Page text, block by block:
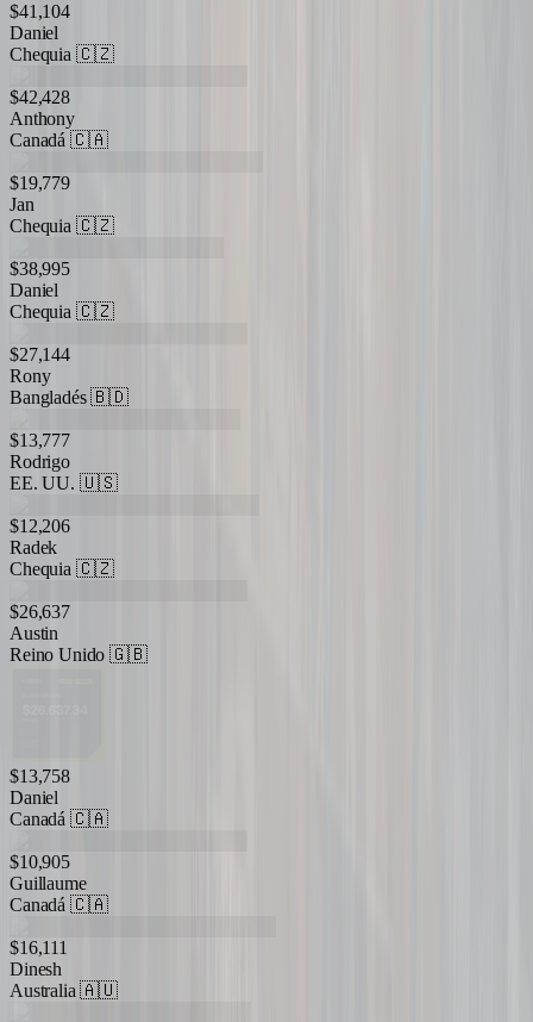
$41,104
Daniel
Chequia 🇨🇿
$42,428
Anthony
Canadá 🇨🇦
$19,779
Jan
Chequia 🇨🇿
$38,995
Daniel
Chequia 🇨🇿
$27,144
Rony
Bangladés 🇧🇩
$13,777
Rodrigo
EE. UU. 🇺🇸
$12,206
Radek
Chequia 🇨🇿
$26,637
Austin
Reino Unido 🇬🇧
$13,758
Daniel
Canadá 🇨🇦
$10,905
Guillaume
Canadá 🇨🇦
$16,111
Dinesh
Australia 🇦🇺